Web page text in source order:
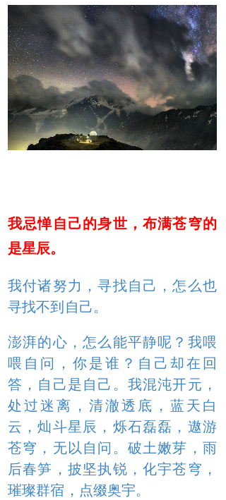
我忌惮自己的身世，布满苍穹的
是星辰。
我付诸努力，寻找自己，怎么也
寻找不到自己。
澎湃的心，怎么能平静呢？我喂
喂自问，你是谁？自己却在回
答，自己是自己。我混沌开元，
处过迷离，清澈透底，蓝天白
云，灿斗星辰，烁石磊磊，遨游
苍穹，无以自问。破土嫩芽，雨
后春笋，披坚执锐，化宇苍穹，
璀璨群宿，点缀奥宇。